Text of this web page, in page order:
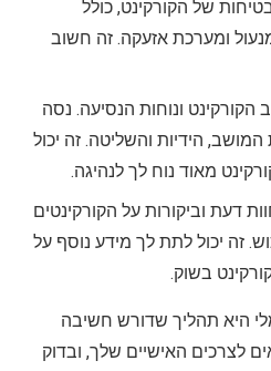
של הקורקינט, כולל
ומערכת אזעקה. זה חשוב
הקורקינט ונוחות הנסיעה. נסה
הידיות והשליטה. זה יכול
מאוד נוח לך לנהיגה.
דעת וביקורות על הקורקינטים
זה יכול לתת לך מידע נוסף על
בשוק.
היא תהליך שדורש חשיבה
לצרכים האישיים שלך, ובדוק